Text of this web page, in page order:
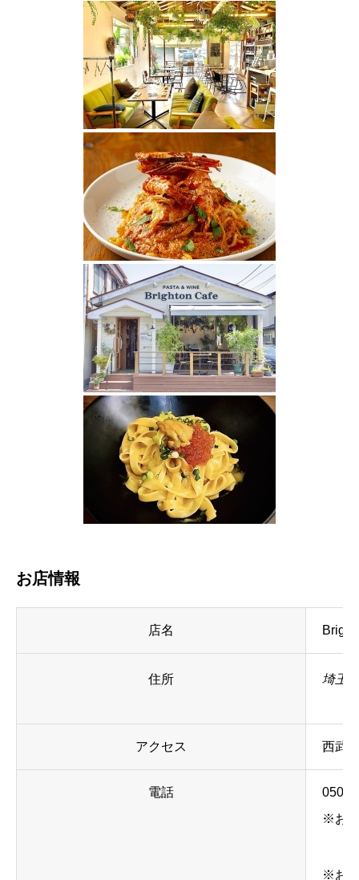
お店情報
店名
住所 埼玉
アクセス 西武
電話
050-
※お
※お